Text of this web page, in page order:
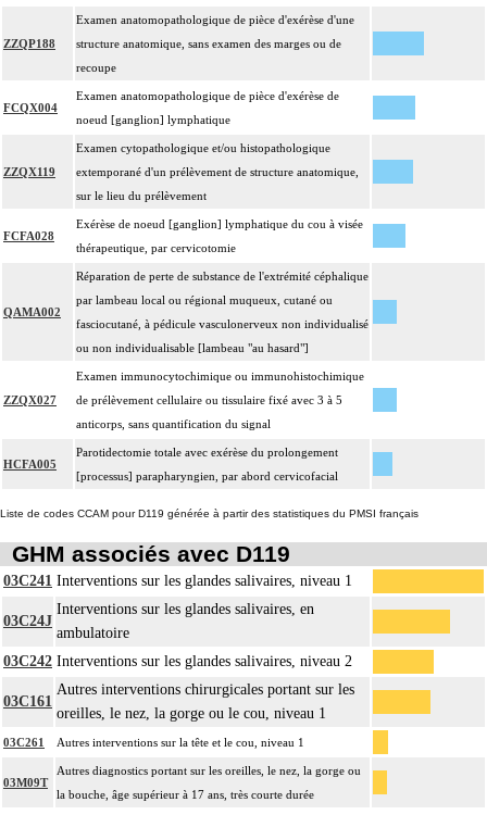
ZZQP188
Examen anatomopathologique de pièce d'exérèse d'une
structure anatomique, sans examen des marges ou de
recoupe
FCQX004
Examen anatomopathologique de pièce d'exérèse de
noeud [ganglion] lymphatique
ZZQX119
Examen cytopathologique et/ou histopathologique
extemporané d'un prélèvement de structure anatomique,
sur le lieu du prélèvement
FCFA028
Exérèse de noeud [ganglion] lymphatique du cou à visée
thérapeutique, par cervicotomie
QAMA002
Réparation de perte de substance de l'extrémité céphalique
par lambeau local ou régional muqueux, cutané ou
fasciocutané, à pédicule vasculonerveux non individualisé
ou non individualisable [lambeau "au hasard"]
ZZQX027
Examen immunocytochimique ou immunohistochimique
de prélèvement cellulaire ou tissulaire fixé avec 3 à 5
anticorps, sans quantification du signal
HCFA005
Parotidectomie totale avec exérèse du prolongement
[processus] parapharyngien, par abord cervicofacial
Liste de codes CCAM pour D119 générée à partir des statistiques du PMSI français
GHM associés avec D119
03C241 Interventions sur les glandes salivaires, niveau 1
03C24J
Interventions sur les glandes salivaires, en
ambulatoire
03C242 Interventions sur les glandes salivaires, niveau 2
03C161
Autres interventions chirurgicales portant sur les
oreilles, le nez, la gorge ou le cou, niveau 1
03C261 Autres interventions sur la tête et le cou, niveau 1
03M09T
Autres diagnostics portant sur les oreilles, le nez, la gorge ou
la bouche, âge supérieur à 17 ans, très courte durée